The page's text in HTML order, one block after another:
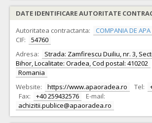
DATE IDENTIFICARE AUTORITATE
Autoritatea contractanta:
COMPANIA DE
CIF:
54760
Adresa:
Strada: Zamfirescu Duiliu, nr. 3,
Bihor, Localitate: Oradea, Cod postal: 410202
Romania
Website:
https://www.apaoradea.ro Tel:
Fax:
+40 259432576
E-mail:
achizitii.publice@apaoradea.ro